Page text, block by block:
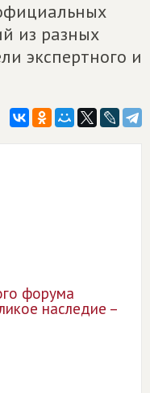
из разных
экспертного и
форума
наследие –